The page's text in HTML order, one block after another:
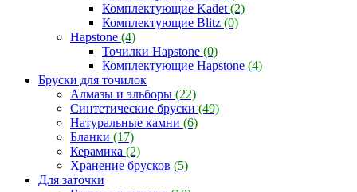
Комплектующие Kadet (2)
Комплектующие Blitz (0)
Hapstone (4)
Точилки Hapstone (0)
Комплектующие Hapstone (4)
Бруски для точилок
Алмазы и эльборы (22)
Синтетические бруски (49)
Натуральные камни (6)
Бланки (17)
Керамика (2)
Хранение брусков (5)
Для заточки